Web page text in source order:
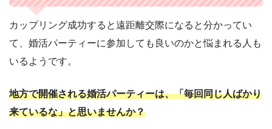
カップリング成功すると遠距離交際になると分かってい
て、婚活パーティーに参加しても良いのかと悩まれる人も
いるようです。
地方で開催される婚活パーティーは、「毎回同じ人ばかり
来ているな」と思いませんか？